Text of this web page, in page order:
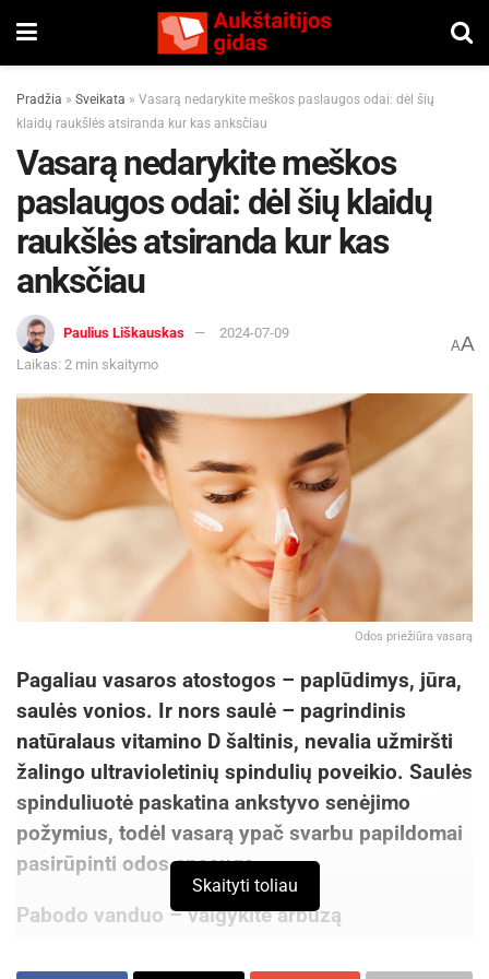
Pradžia » Sveikata » Vasarą nedarykite meškos paslaugos odai: dėl šių
klaidų raukšlės atsiranda kur kas anksčiau
Vasarą nedarykite meškos
paslaugos odai: dėl šių klaidų
raukšlės atsiranda kur kas
anksčiau
Paulius Liškauskas
2024-07-09
Laikas: 2 min skaitymo
AA
Odos priežiūra vasarą
Pagaliau vasaros atostogos – paplūdimys, jūra,
saulės vonios. Ir nors saulė – pagrindinis
natūralaus vitamino D šaltinis, nevalia užmiršti
žalingo ultravioletinių spindulių poveikio. Saulės
spinduliuotė paskatina ankstyvo senėjimo
požymius, todėl vasarą ypač svarbu papildomai
pasirūpinti odos apsauga.
Pabodo vanduo – valgykite arbūzą
Tam, kad oda būtų elastinga, stangri, organizme
Skaityti toliau